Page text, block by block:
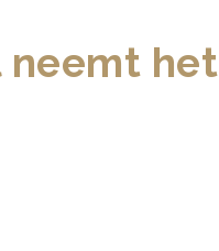
neemt het